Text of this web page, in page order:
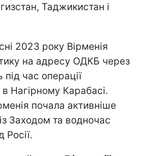
Таджикистан і
2023 року Вірменія
на адресу ОДКБ через
під час операції
Нагірному Карабасі.
почала активніше
Заходом та водночас
Росії.